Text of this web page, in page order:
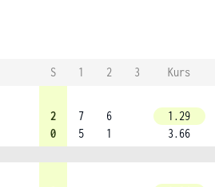
S 1 2 3
Kurs
2
0
7
5
6
1
1.29
3.66